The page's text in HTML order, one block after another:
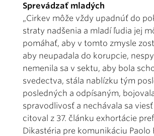
Sprevádzať mladých
„Cirkev môže vždy upadnúť do
straty nadšenia a mladí ľudia jej
pomáhať, aby v tomto zmysle
aby neupadala do korupcie,
nemenila sa v sektu, aby bola
svedectva, stála nablízku tým
posledných a odpísaným,
spravodlivosť a nechávala sa
citoval z 37. článku exhortácie
Dikastéria pre komunikáciu Paolo